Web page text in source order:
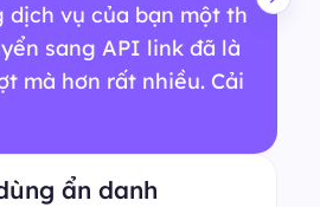
dịch vụ của bạn một th
sang API link đã là
mà hơn rất nhiều. Cải
ẩn danh